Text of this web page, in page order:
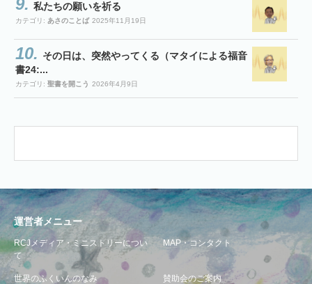
私たちの願いを祈る
カテゴリ: あさのことば 2025年11月19日
その日は、突然やってくる（マタイによる福音
書24:...
カテゴリ: 聖書を開こう 2026年4月9日
運営者メニュー
RCJメディア・ミニストリーについ
て
MAP・コンタクト
世界のふくいんのなみ 賛助会のご案内